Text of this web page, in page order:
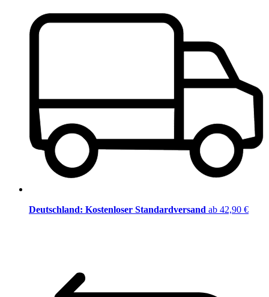
Deutschland: Kostenloser Standardversand ab 42,90 €